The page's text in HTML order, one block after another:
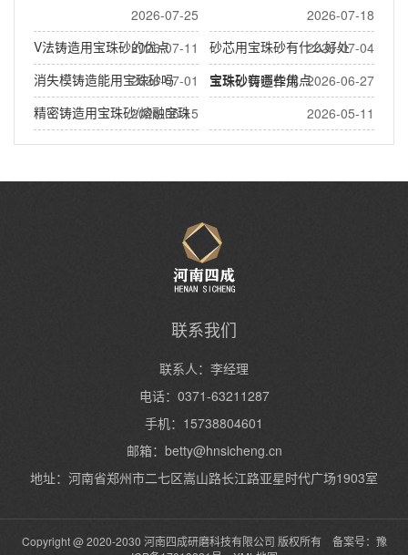
2026-07-25
V法铸造用宝珠砂的优点
2026-07-18
砂芯用宝珠砂有什么好处
2026-07-11
消失模铸造能用宝珠砂吗
2026-07-04
宝珠砂有哪些优点
2026-07-01
精密铸造用宝珠砂/熔融宝珠
沙
2026-06-27
宝珠砂铸造作用
2026-05-15
熔融陶瓷砂(宝珠砂)做什么用
2026-05-11
泵阀铸造用宝珠砂
联系我们
联系人：李经理
电话：0371-63211287
手机：15738804601
邮箱： betty@hnsicheng.cn
地址：河南省郑州市二七区嵩山路长江路亚星时代广场1903室
Copyright @ 2020-2030 河南四成研磨科技有限公司 版权所有 备案号： 豫